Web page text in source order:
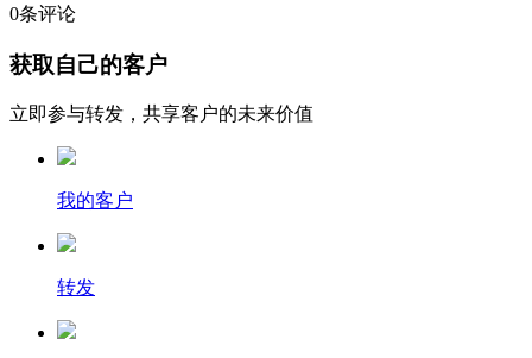
0条评论
获取自己的客户
立即参与转发，共享客户的未来价值
我的客户
转发